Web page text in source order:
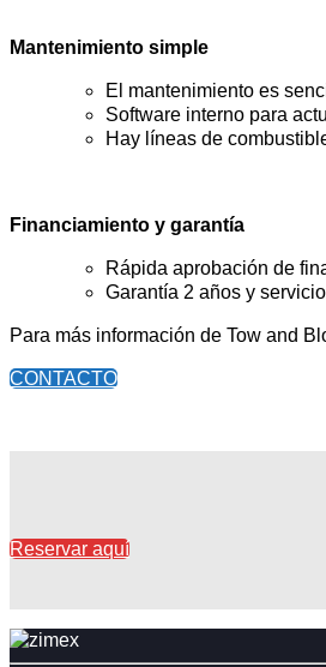
Mantenimiento simple
El mantenimiento es
Software interno para
Hay líneas de
Financiamiento y garantía
Rápida aprobación de
Garantía 2 años y
Para más información de Tow and
CONTACTO
Reservar aquí